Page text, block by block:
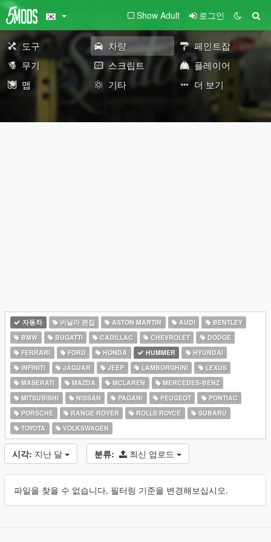
Show Adult 로그인
도구 차량
페인트잡
무기
스크립트
플레이어
맵
기타 더 보기
자동차 바닐라 편집 ASTON MARTIN AUDI
BENTLEY
BMW
BUGATTI CADILLAC CHEVROLET
DODGE
FERRARI
FORD HONDA HUMMER
HYUNDAI
INFINITI
JAGUAR JEEP LAMBORGHINI
LEXUS
MASERATI
MAZDA MCLAREN
MERCEDES-BENZ
MITSUBISHI
NISSAN PAGANI PEUGEOT
PONTIAC
PORSCHE
RANGE ROVER ROLLS ROYCE
SUBARU
TOYOTA
VOLKSWAGEN
시각: 지난 달 분류: 최신 업로드
파일을 찾을 수 없습니다, 필터링 기준을 변경해보십시오.